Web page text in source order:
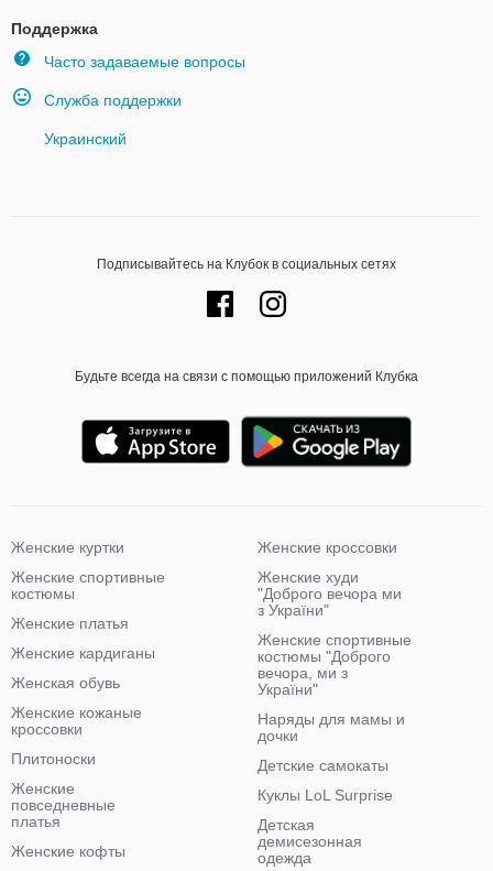
Поддержка
Часто задаваемые вопросы
Служба поддержки
Украинский
Подписывайтесь на Клубок в социальных сетях
Будьте всегда на связи с помощью приложений Клубка
Женские куртки
Женские спортивные
костюмы
Женские платья
Женские кардиганы
Женская обувь
Женские кожаные
кроссовки
Плитоноски
Женские
повседневные
платья
Женские кофты
Женские кроссовки
Женские худи
"Доброго вечора ми
з України"
Женские спортивные
костюмы "Доброго
вечора, ми з
України"
Наряды для мамы и
дочки
Детские самокаты
Куклы LoL Surprise
Детская
демисезонная
одежда